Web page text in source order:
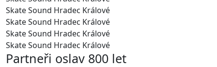
Skate Sound Hradec Králové
Skate Sound Hradec Králové
Skate Sound Hradec Králové
Skate Sound Hradec Králové
Partneři oslav 800 let